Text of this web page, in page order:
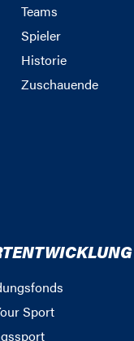
Teams
Spieler
Historie
Zuschauende
Sport